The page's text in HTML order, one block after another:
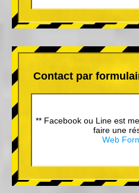
Contact par
** Facebook ou Line est
faire une
Web